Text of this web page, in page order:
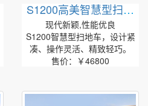
S1200高美智慧型扫地
车|小型驾驶式扫地车
现代新颖,性能优良
S1200智慧型扫地车，设计紧
凑、操作灵活、精致轻巧。
售价：￥46800